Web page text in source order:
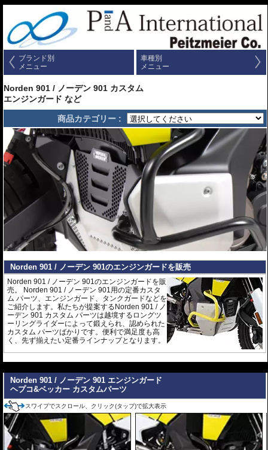
ブランド別
メニュー
車種別
メニュー
Norden 901 / ノーデン 901 カスタム
エンジンガード など
商品カテゴリー :
Norden 901 / ノーデン 901のエンジンガードを販売
Norden 901 / ノーデン 901のエンジンガードを販
売。 Norden 901 / ノーデン 901用の定番カスタ
ム パーツ、エンジンガード、タンクガードなどを
ご紹介します。私たちが提案するNorden 901 / ノ
ーデン 901 カスタム パーツは越境するロングツ
ーリングライダーによって鍛えられ、認められた
カスタム パーツばかりです。便利で満足度も高
く、先ず揃えたい定番ラインナップとなります。
Norden 901 / ノーデン 901 エンジンガード
ヘプコ&ベッカー カスタムパーツ
スワイプでスクロール、クリック(タップ)で拡大表示